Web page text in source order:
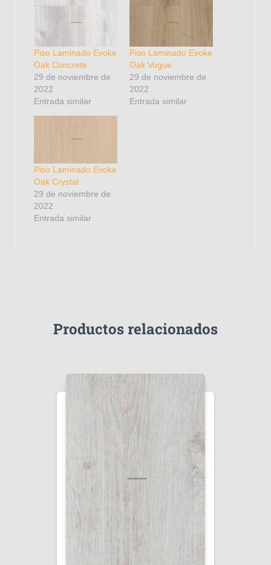
Piso Laminado Evoke
Oak Concrete
29 de noviembre de
2022
Entrada similar
Piso Laminado Evoke
Oak Vogue
29 de noviembre de
2022
Entrada similar
Piso Laminado Evoke
Oak Crystal
29 de noviembre de
2022
Entrada similar
Productos relacionados